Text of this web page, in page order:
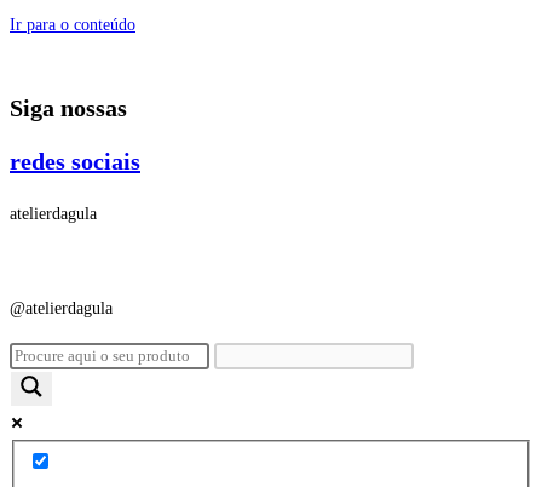
Ir para o conteúdo
Siga nossas
redes sociais
atelierdagula
@atelierdagula